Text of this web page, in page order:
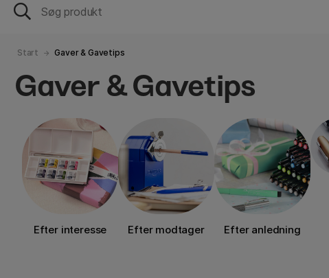
Start Gaver & Gavetips
Gaver & Gavetips
Efter interesse Efter modtager Efter anledning